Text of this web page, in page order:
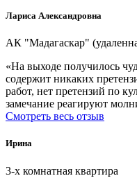
Лариса Александровна
АК "Мадагаскар"
«На выходе получилось
содержит никаких
работ, нет претензий по
замечание реагируют
Смотреть весь отзыв
Ирина
3-х комнатная квартира